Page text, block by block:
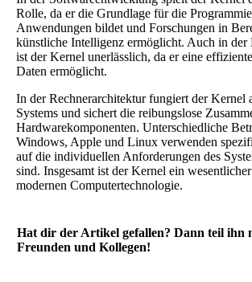
Rolle, da er die Grundlage für die
Anwendungen bildet und Forschungen in
künstliche Intelligenz ermöglicht. Auch in der
ist der Kernel unerlässlich, da er eine
Daten ermöglicht.
In der Rechnerarchitektur fungiert der Kernel
Systems und sichert die reibungslose
Hardwarekomponenten. Unterschiedliche
Windows, Apple und Linux verwenden
auf die individuellen Anforderungen des
sind. Insgesamt ist der Kernel ein
modernen Computertechnologie.
Hat dir der Artikel gefallen? Dann teil ihn
Freunden und Kollegen!